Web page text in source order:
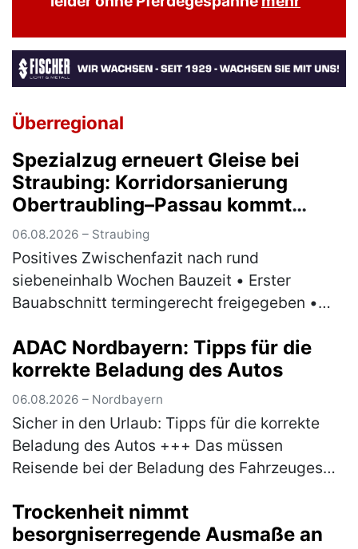
Überregional
Spezialzug erneuert Gleise bei
Straubing: Korridorsanierung
Obertraubling–Passau kommt
planmäßig voran
06.08.2026 – Straubing
Positives Zwischenfazit nach rund
siebeneinhalb Wochen Bauzeit • Erster
Bauabschnitt termingerecht freigegeben •
Herausforderungen stabilisiert •
Spezialmaschine erneue…(mehr)
ADAC Nordbayern: Tipps für die
korrekte Beladung des Autos
06.08.2026 – Nordbayern
Sicher in den Urlaub: Tipps für die korrekte
Beladung des Autos +++ Das müssen
Reisende bei der Beladung des Fahrzeuges
bei Missachtung der Vorgaben +++ Sch…
(mehr)
Trockenheit nimmt
besorgniserregende Ausmaße an